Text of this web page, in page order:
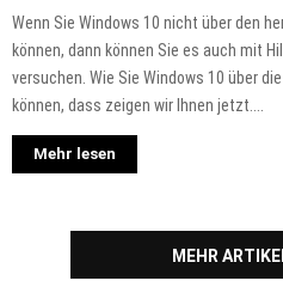
Wenn Sie Windows 10 nicht über den
können, dann können Sie es auch mit
versuchen. Wie Sie Windows 10 über
können, dass zeigen wir Ihnen jetzt....
Mehr lesen
MEHR